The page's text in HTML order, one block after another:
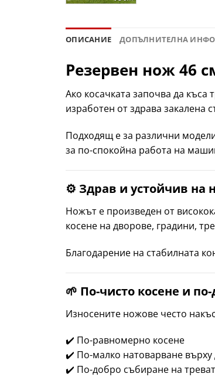
ОПИСАНИЕ ДОПЪЛНИТЕЛНА
Резервен нож 46
Ако косачката започва да
изработен от здрава закалена
Подходящ е за различни
за по-спокойна работа на
⚙️ Здрав и устойчив на
Ножът е произведен от
косене на дворове, градини,
Благодарение на стабилната
🌱 По-чисто косене и
Износените ножове често
✔️ По-равномерно косене
✔️ По-малко натоварване върху
✔️ По-добро събиране на